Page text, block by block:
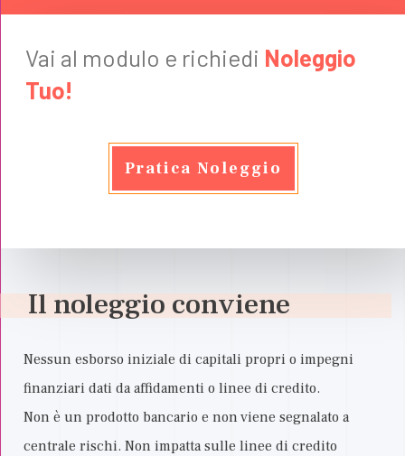
Vai al modulo e richiedi Noleggio
Tuo!
Pratica Noleggio
Il noleggio conviene
Nessun esborso iniziale di capitali propri o impegni
finanziari dati da affidamenti o linee di credito.
Non è un prodotto bancario e non viene segnalato a
centrale rischi. Non impatta sulle linee di credito